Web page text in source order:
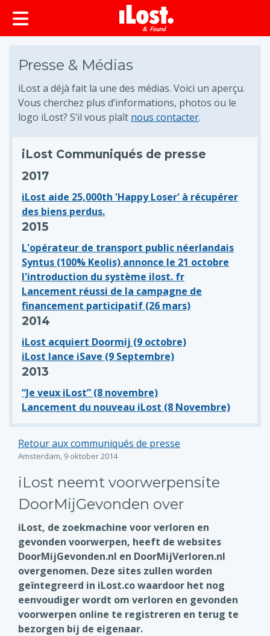
principal
Presse & Médias
iLost a déjà fait la une des médias. Voici un aperçu.
Vous cherchez plus d’informations, photos ou le
logo iLost? S’il vous plaît nous contacter.
iLost Communiqués de presse
2017
iLost aide 25,000th 'Happy Loser' à récupérer
des biens perdus.
2015
L'opérateur de transport public néerlandais
Syntus (100% Keolis) annonce le 21 octobre
l'introduction du système ilost. fr
Lancement réussi de la campagne de
financement participatif (26 mars)
2014
iLost acquiert Doormij (9 octobre)
iLost lance iSave (9 Septembre)
2013
“Je veux iLost” (8 novembre)
Lancement du nouveau iLost (8 Novembre)
Retour aux communiqués de presse
Amsterdam, 9 oktober 2014
iLost neemt voorwerpensite
DoorMijGevonden over
iLost, de zoekmachine voor verloren en
gevonden voorwerpen, heeft de websites
DoorMijGevonden.nl en DoorMijVerloren.nl
overgenomen. Deze sites zullen worden
geïntegreerd in iLost.co waardoor het nog
eenvoudiger wordt om verloren en gevonden
voorwerpen online te registreren en terug te
bezorgen bij de eigenaar.